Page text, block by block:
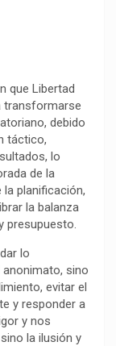
que Libertad
transformarse
debido
táctico,
lo
de la
la planificación,
la balanza
presupuesto.
lo
sino
evitar el
y responder a
y nos
la ilusión y